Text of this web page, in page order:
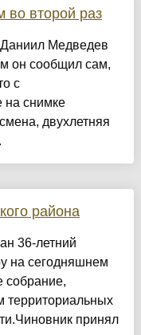
во второй раз
Даниил Медведев
он сообщил сам,
с
на снимке
двухлетняя
района
36-летний
на сегодняшнем
собрание,
территориальных
принял